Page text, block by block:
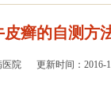
皮癣的自测方
医院 更新时间：2016-